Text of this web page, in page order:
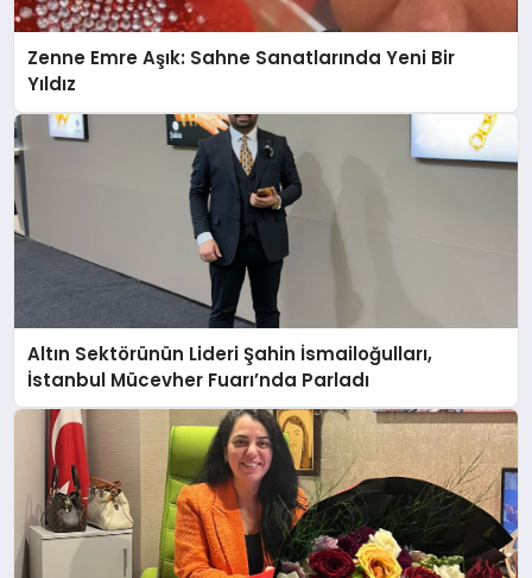
Zenne Emre Aşık: Sahne Sanatlarında Yeni Bir
Yıldız
Altın Sektörünün Lideri Şahin İsmailoğulları,
İstanbul Mücevher Fuarı’nda Parladı ￼